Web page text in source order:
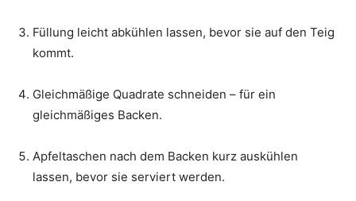
Füllung leicht abkühlen lassen, bevor sie auf den Teig
kommt.
Gleichmäßige Quadrate schneiden – für ein
gleichmäßiges Backen.
Apfeltaschen nach dem Backen kurz auskühlen
lassen, bevor sie serviert werden.